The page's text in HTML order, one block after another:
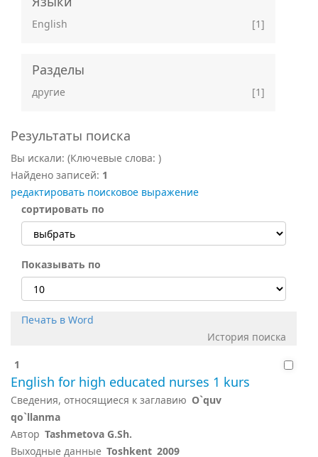
English [1]
Разделы
другие [1]
Результаты поиска
Вы искали: (Ключевые слова: )
Найдено записей: 1
редактировать поисковое выражение
сортировать по
Показывать по
Печать в Word
История поиска
1
English for high educated nurses 1 kurs
Сведения, относящиеся к заглавию O`quv
qo`llanma
Автор Tashmetova G.Sh.
Выходные данные Toshkent 2009